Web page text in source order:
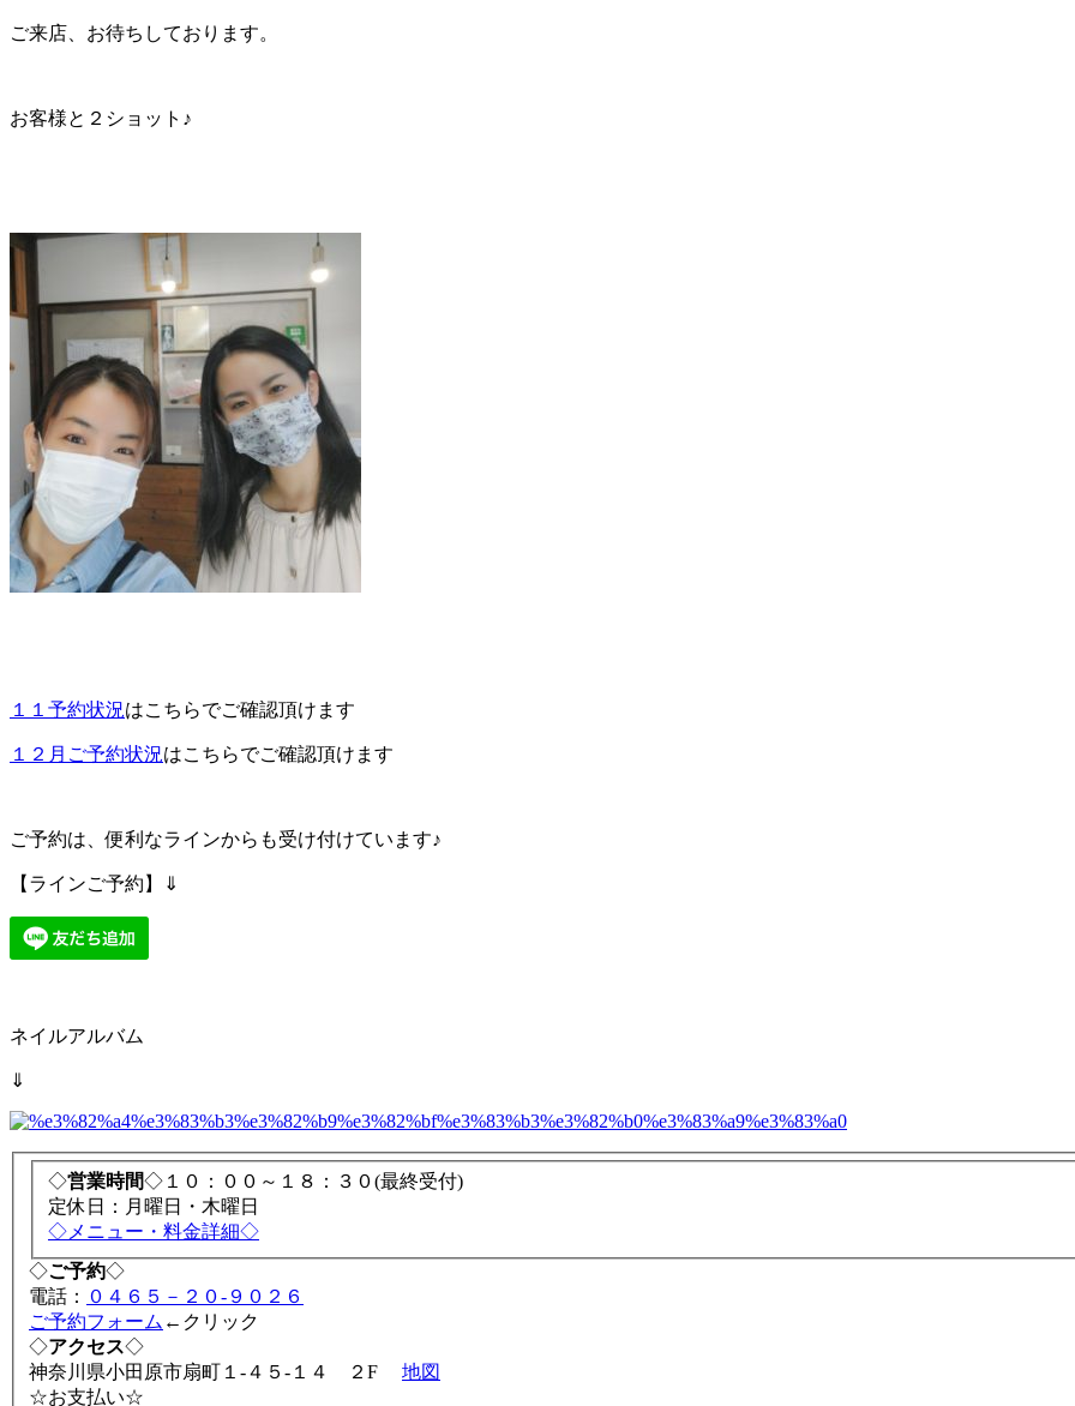
ご来店、お待ちしております。
お客様と２ショット♪
１１予約状況はこちらでご確認頂けます
１２月ご予約状況はこちらでご確認頂けます
ご予約は、便利なラインからも受け付けています♪
【ラインご予約】⇓
ネイルアルバム
⇓
◇営業時間◇１０：００～１８：３０(最終受付)
定休日：月曜日・木曜日
◇メニュー・料金詳細◇
◇ご予約◇
電話： ０４６５－２０-９０２６
ご予約フォーム ←クリック
◇アクセス◇
神奈川県小田原市扇町１-４５-１４ ２F 地図
☆お支払い☆